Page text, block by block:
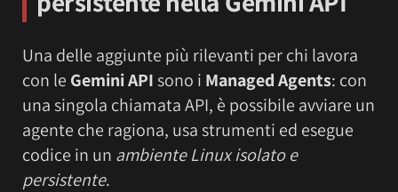
Una delle aggiunte più rilevanti per chi lavora
con le Gemini APIsono i Managed Agents: con
una singola chiamata API, è possibile avviare un
agente che ragiona, usa strumenti ed esegue
codice in un ambiente Linux isolato e
persistente.